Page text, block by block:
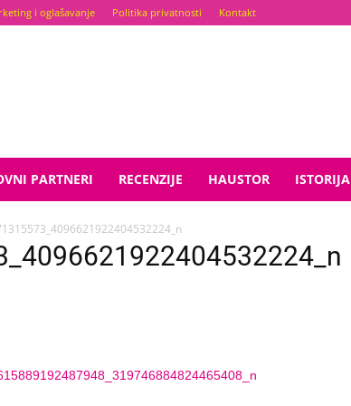
i oglašavanje Politika privatnosti Kontakt
PARTNERI RECENZIJE HAUSTOR ISTORIJA